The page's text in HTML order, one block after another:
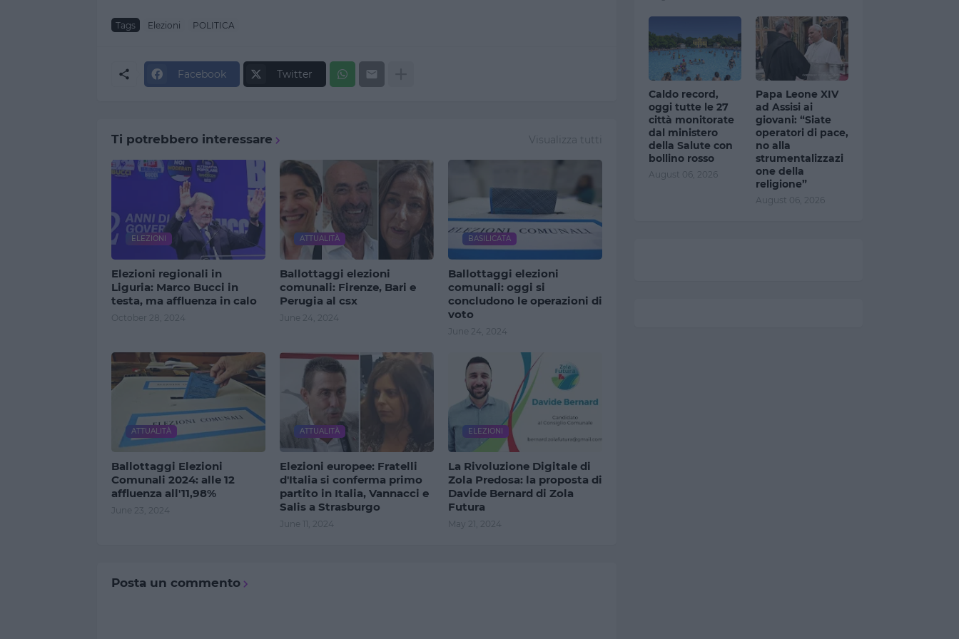
Tags Elezioni POLITICA
Facebook Twitter
Ti potrebbero interessare Visualizza tutti
ELEZIONI
Elezioni regionali in
Liguria: Marco Bucci in
testa, ma affluenza in calo
October 28, 2024
ATTUALITÀ
Ballottaggi elezioni
comunali: Firenze, Bari e
Perugia al csx
June 24, 2024
BASILICATA
Ballottaggi elezioni
comunali: oggi si
concludono le operazioni di
voto
June 24, 2024
ATTUALITÀ
Ballottaggi Elezioni
Comunali 2024: alle 12
affluenza all'11,98%
June 23, 2024
ATTUALITÀ
Elezioni europee: Fratelli
d'Italia si conferma primo
partito in Italia, Vannacci e
Salis a Strasburgo
June 11, 2024
ELEZIONI
La Rivoluzione Digitale di
Zola Predosa: la proposta di
Davide Bernard di Zola
Futura
May 21, 2024
Posta un commento
Caldo record,
oggi tutte le 27
città monitorate
dal ministero
della Salute con
bollino rosso
August 06, 2026
Papa Leone XIV
ad Assisi ai
giovani: “Siate
operatori di pace,
no alla
strumentalizzazi
one della
religione”
August 06, 2026